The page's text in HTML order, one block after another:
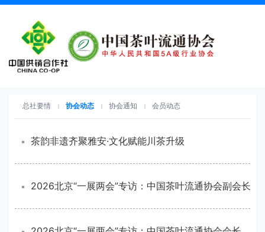
总社要情 协会动态 协会通知 会员动态
茶韵非遗齐聚雅安·文化赋能川茶升级